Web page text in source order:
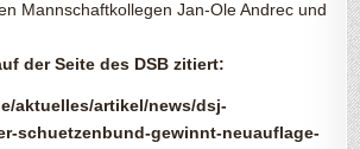
Mannschaftkollegen Jan-Ole Andrec und
der Seite des DSB zitiert:
aktuelles/artikel/news/dsj-
schuetzenbund-gewinnt-neuauflage-